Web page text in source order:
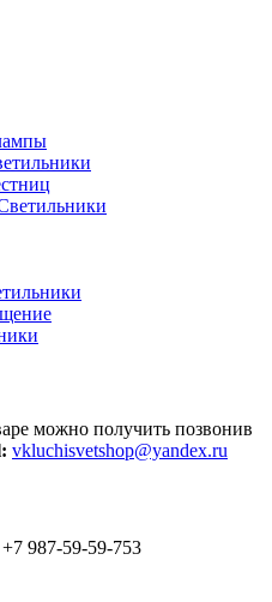
можно получить позвонив
vkluchisvetshop@yandex.ru
+7 987-59-59-753